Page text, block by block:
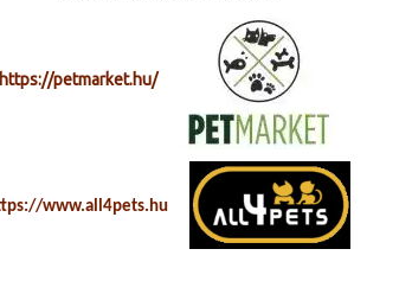
https://petmarket.hu/
www.all4pets.hu